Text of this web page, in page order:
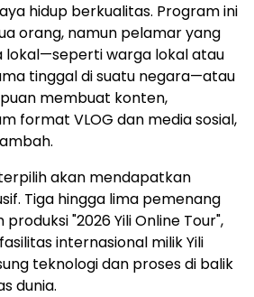
hidup berkualitas. Program ini
orang, namun pelamar yang
lokal—seperti warga lokal atau
tinggal di suatu negara—atau
membuat konten,
format VLOG dan media sosial,
akan mendapatkan
Tiga hingga lima pemenang
"2026 Yili Online Tour",
internasional milik Yili
teknologi dan proses di balik
dunia.